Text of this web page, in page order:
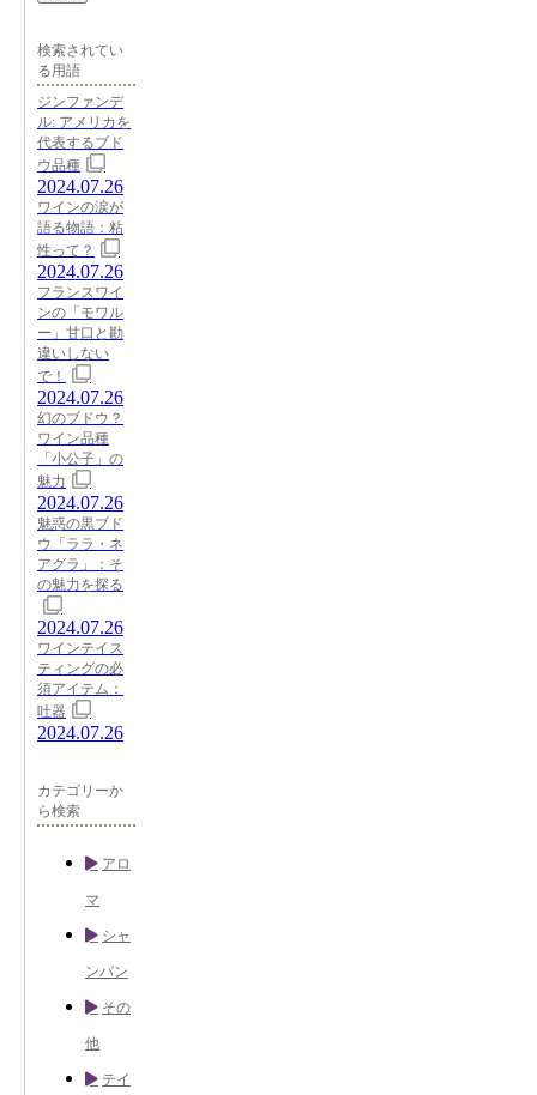
検索されてい
る用語
ジンファンデ
ル: アメリカを
代表するブド
ウ品種
2024.07.26
ワインの涙が
語る物語：粘
性って？
2024.07.26
フランスワイ
ンの「モワル
ー」甘口と勘
違いしない
で！
2024.07.26
幻のブドウ？
ワイン品種
「小公子」の
魅力
2024.07.26
魅惑の黒ブド
ウ「ララ・ネ
アグラ」：そ
の魅力を探る
2024.07.26
ワインテイス
ティングの必
須アイテム：
吐器
2024.07.26
カテゴリーか
ら検索
アロ
マ
シャ
ンパン
その
他
テイ